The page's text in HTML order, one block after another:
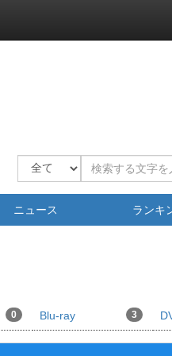
ニュース ランキ
0 Blu-ray 3